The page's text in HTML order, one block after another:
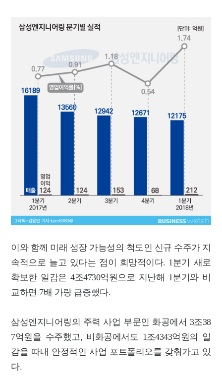
이와 함께 미래 성장 가능성의 척도인 신규 수주가 지
속적으로 늘고 있다는 점이 희망적이다. 1분기 새로
확보한 일감은 4조4730억원으로 지난해 1분기와 비
교하면 7배 가량 급증했다.
삼성엔지니어링의 주력 사업 부문인 화공에서 3조38
7억원을 수주했고, 비화공에서도 1조4343억원의 일
감을 따내 안정적인 사업 포트폴리오를 갖춰가고 있
다.